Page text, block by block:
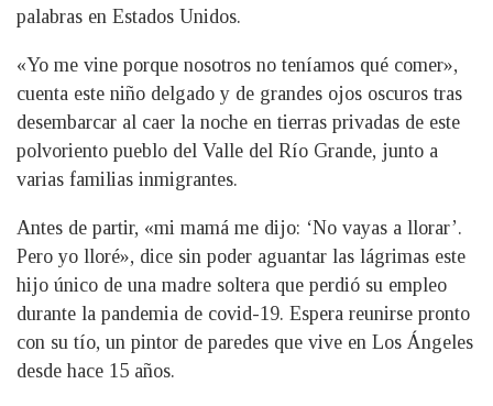
palabras en Estados Unidos.
«Yo me vine porque nosotros no teníamos qué comer»,
cuenta este niño delgado y de grandes ojos oscuros tras
desembarcar al caer la noche en tierras privadas de este
polvoriento pueblo del Valle del Río Grande, junto a
varias familias inmigrantes.
Antes de partir, «mi mamá me dijo: ‘No vayas a llorar’.
Pero yo lloré», dice sin poder aguantar las lágrimas este
hijo único de una madre soltera que perdió su empleo
durante la pandemia de covid-19. Espera reunirse pronto
con su tío, un pintor de paredes que vive en Los Ángeles
desde hace 15 años.